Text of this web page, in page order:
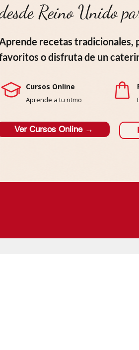
Reino Unido
recetas tradicionales,
o disfruta de un
Cursos Online
Aprende a tu ritmo
Ver Cursos Online →